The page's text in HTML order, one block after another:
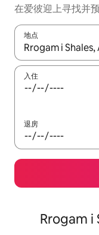
在爱彼迎上寻找并
地点
如有搜索结果，请
入住
退房
Rrogam i